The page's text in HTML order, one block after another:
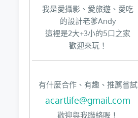
我是愛攝影、愛旅遊、愛吃
的設計老爹Andy
這裡是2大+3小的5口之家
歡迎來玩！
有什麼合作、有趣、推薦嘗試
acartlife@gmail.com
歡迎與我聯絡喔！